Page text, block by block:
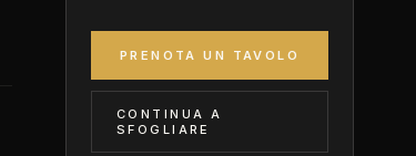
PRENOTA UN TAVOLO
CONTINUA A
SFOGLIARE